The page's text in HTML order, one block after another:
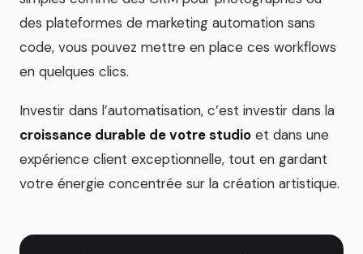
des plateformes de marketing automation sans
code, vous pouvez mettre en place ces workflows
en quelques clics.
Investir dans l’automatisation, c’est investir dans la
croissance durable de votre studio et dans une
expérience client exceptionnelle, tout en gardant
votre énergie concentrée sur la création artistique.